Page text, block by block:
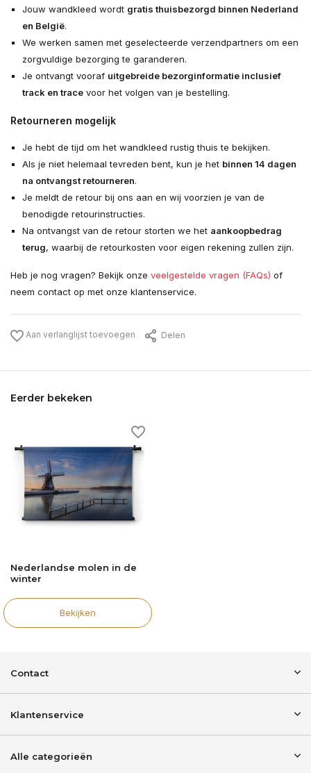
Jouw wandkleed wordt gratis thuisbezorgd binnen Nederland
en België.
We werken samen met geselecteerde verzendpartners om een
zorgvuldige bezorging te garanderen.
Je ontvangt vooraf uitgebreide bezorginformatie inclusief
track en tracevoor het volgen van je bestelling.
Retourneren mogelijk
Je hebt de tijd om het wandkleed rustig thuis te bekijken.
Als je niet helemaal tevreden bent, kun je het binnen 14 dagen
na ontvangst retourneren.
Je meldt de retour bij ons aan en wij voorzien je van de
benodigde retourinstructies.
Na ontvangst van de retour storten we het aankoopbedrag
terug, waarbij de retourkosten voor eigen rekening zullen zijn.
Heb je nog vragen? Bekijk onze veelgestelde vragen (FAQs) of
neem contact op met onze klantenservice.
Aan verlanglijst toevoegen Delen
Eerder bekeken
Nederlandse molen in de
winter
Bekijken
Contact
Klantenservice
Alle categorieën